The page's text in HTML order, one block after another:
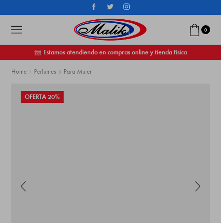
0
Estamos atendiendo en compras online y tienda física
Home Perfumes Para Mujer
OFERTA 20%